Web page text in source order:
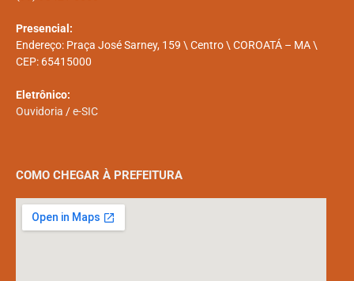
Presencial:
Endereço: Praça José Sarney, 159 \ Centro \ COROATÁ – MA \
CEP: 65415000
Eletrônico:
Ouvidoria /e-SIC
COMO CHEGAR À PREFEITURA